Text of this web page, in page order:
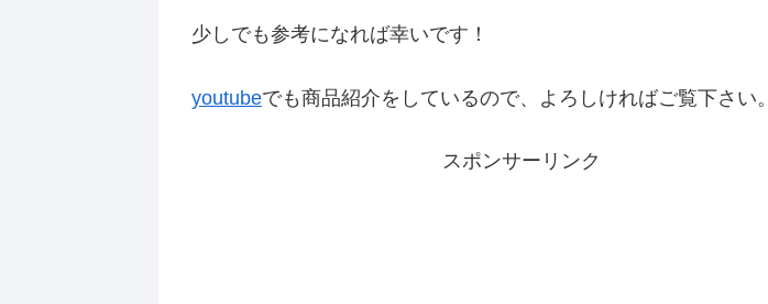
少しでも参考になれば幸いです！
youtubeでも商品紹介をしているので、よろしければご覧下さい。
スポンサーリンク